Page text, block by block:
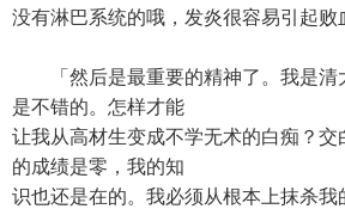
没有淋巴系统的哦，发炎很容易引起败
「然后是最重要的精神了。我是清
是不错的。怎样才能
让我从高材生变成不学无术的白痴？交
的成绩是零，我的知
识也还是在的。我必须从根本上抹杀我